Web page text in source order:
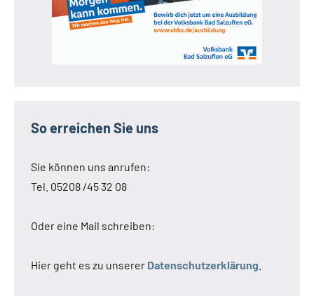
So erreichen Sie uns
Sie können uns anrufen:
Tel. 05208 /45 32 08
Oder eine Mail schreiben:
Hier geht es zu unserer Datenschutzerklärung